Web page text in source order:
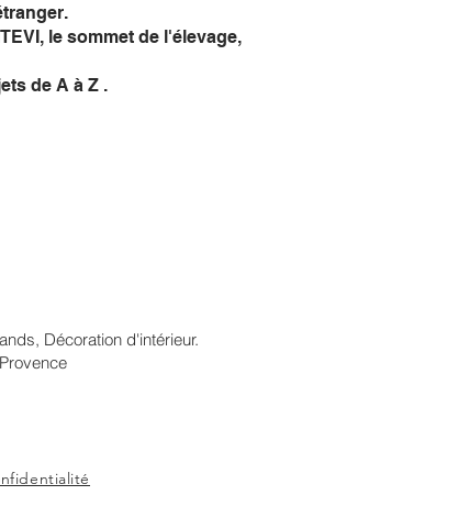
le sommet de l'élevage,
de A à Z .
Décoration d'intérieur.